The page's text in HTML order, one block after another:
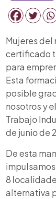
Mujeres del
certificado
para
Esta
posible
nosotros y
Trabajo
de junio de
De esta
8
alternativa